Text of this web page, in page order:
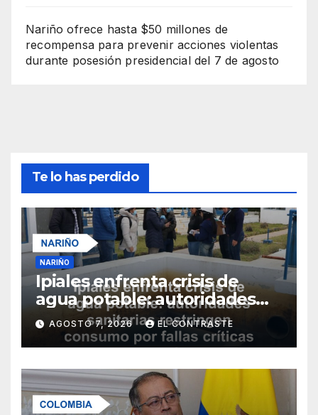
Nariño ofrece hasta $50 millones de
recompensa para prevenir acciones violentas
durante posesión presidencial del 7 de agosto
Te lo has perdido
NARIÑO
Ipiales enfrenta crisis de
agua potable: autoridades
sanitarias restringen
consumo por fallas críticas
en tratamiento
AGOSTO 7, 2026 EL CONTRASTE